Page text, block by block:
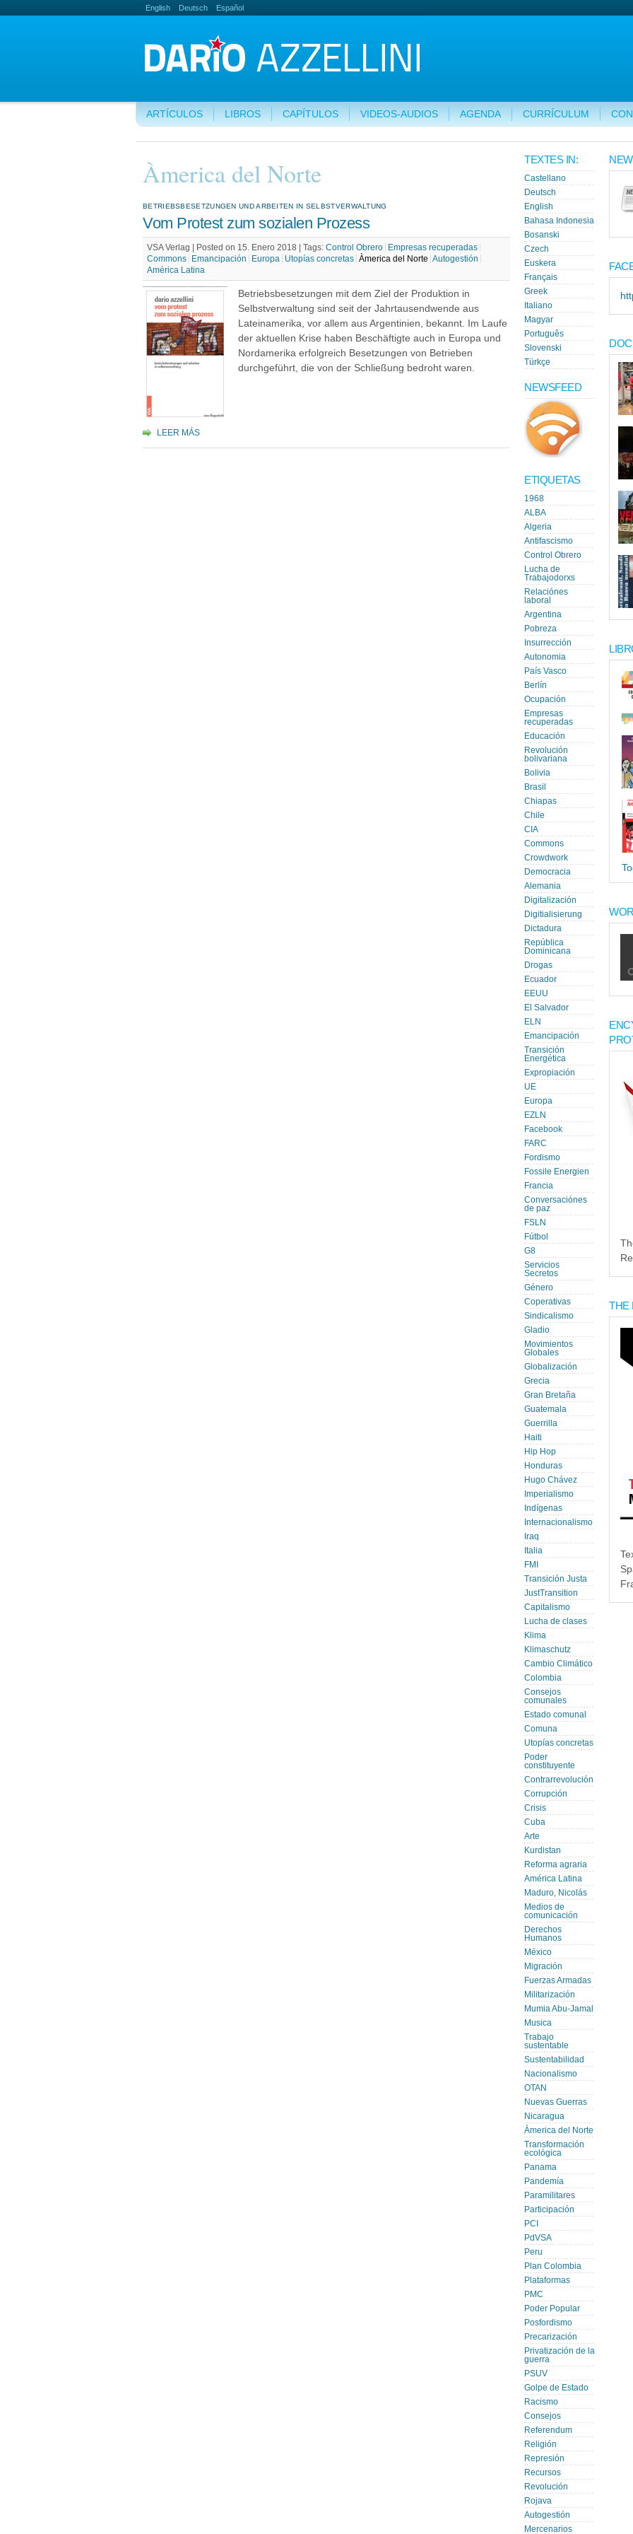
English Deutsch Español
ARTÍCULOS LIBROS CAPÍTULOS VIDEOS-AUDIOS AGENDA CURRÍCULUM
Àmerica del Norte
BETRIEBSBESETZUNGEN UND ARBEITEN IN SELBSTVERWALTUNG
Vom Protest zum sozialen Prozess
VSA Verlag | Posted on 15. Enero 2018 | Tags: Control Obrero
Empresas recuperadas
Commons
Emancipación Europa Utopías concretas Àmerica del Norte Autogestión
América Latina
Betriebsbesetzungen mit dem Ziel der Produktion in
Selbstverwaltung sind seit der Jahrtausend­wende aus
Lateinamerika, vor allem aus Argentinien, bekannt. Im Laufe
der aktuellen Krise haben Beschäftigte auch in Europa und
Nordamerika erfolgreich Besetzungen von Betrieben
durchgeführt, die von der Schließung bedroht waren.
LEER MÁS
TEXTES IN:
Castellano
Deutsch
English
Bahasa Indonesia
Bosanski
Czech
Euskera
Français
Greek
Italiano
Magyar
Português
Slovenski
Türkçe
NEWSFEED
ETIQUETAS
1968
ALBA
Algeria
Antifascismo
Control Obrero
Lucha de
Trabajodorxs
Relaciónes
laboral
Argentina
Pobreza
Insurrección
Autonomia
País Vasco
Berlín
Ocupación
Empresas
recuperadas
Educación
Revolución
bolivariana
Bolivia
Brasil
Chiapas
Chile
CIA
Commons
Crowdwork
Democracia
Alemania
Digitalización
Digitialisierung
Dictadura
República
Dominicana
Drogas
Ecuador
EEUU
El Salvador
ELN
Emancipación
Transición
Energética
Expropiación
UE
Europa
EZLN
Facebook
FARC
Fordismo
Fossile Energien
Francia
Conversaciónes
de paz
FSLN
Fútbol
G8
Servicios
Secretos
Género
Coperativas
Sindicalismo
Gladio
Movimientos
Globales
Globalización
Grecia
Gran Bretaña
Guatemala
Guerrilla
Haiti
Hip Hop
Honduras
Hugo Chávez
Imperialismo
Indígenas
Internacionalismo
Iraq
Italia
FMI
Transición Justa
JustTransition
Capitalismo
Lucha de clases
Klima
Klimaschutz
Cambio Climático
Colombia
Consejos
comunales
Estado comunal
Comuna
Utopías concretas
Poder
constituyente
Contrarrevolución
Corrupción
Crisis
Cuba
Arte
Kurdistan
Reforma agraria
América Latina
Maduro, Nicolás
Medios de
comunicación
Derechos
Humanos
México
Migración
Fuerzas Armadas
Militarización
Mumia Abu-Jamal
Musica
Trabajo
sustentable
Sustentabilidad
Nacionalismo
OTAN
Nuevas Guerras
Nicaragua
Àmerica del Norte
Transformación
ecológica
Panama
Pandemía
Paramilitares
Participación
PCI
PdVSA
Peru
Plan Colombia
Plataformas
PMC
Poder Popular
Posfordismo
Precarización
Privatización de la
guerra
PSUV
Golpe de Estado
Racismo
Consejos
Referendum
Religión
Represión
Recursos
Revolución
Rojava
Autogestión
Mercenarios
THE